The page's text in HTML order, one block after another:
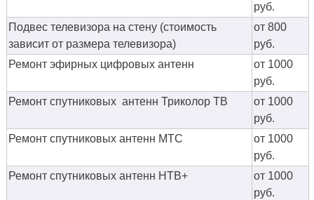
руб.
Подвес телевизора на стену (стоимость
зависит от размера телевизора)
от 800
руб.
Ремонт эфирных цифровых антенн
от 1000
руб.
Ремонт спутниковых антенн Триколор ТВ
от 1000
руб.
Ремонт спутниковых антенн МТС
от 1000
руб.
Ремонт спутниковых антенн НТВ+
от 1000
руб.